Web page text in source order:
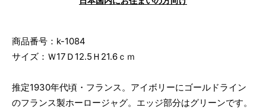
商品番号：k-1084
サイズ：Ｗ17Ｄ12.5Ｈ21.6ｃｍ
推定1930年代頃・フランス。アイボリーにゴールドライン
のフランス製ホーロージャグ。エッジ部分はグリーンです。